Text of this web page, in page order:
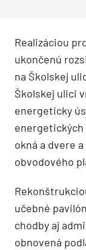
Realizáciou
ukončenú
na Školskej
Školskej ulici
energeticky
okná a dvere
obvodového
učebné
chodby aj
obnovená